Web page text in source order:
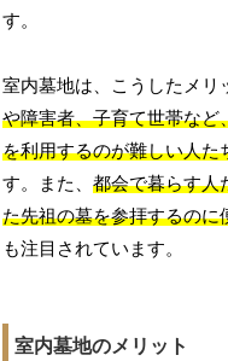
す。
室内墓地は、こうしたメリ
や障害者、子育て世帯など
を利用するのが難しい人た
す。また、都会で暮らす人
た先祖の墓を参拝するのに
も注目されています。
室内墓地のメリット